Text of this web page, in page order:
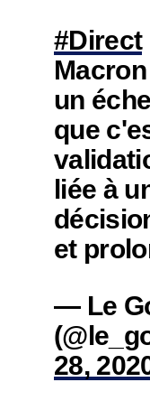
#Direct
un
que
liée à
et
— Le
28,